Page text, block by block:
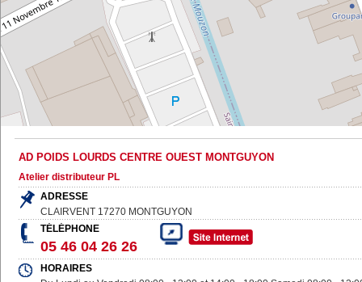
AD POIDS LOURDS CENTRE OUEST MONTGUYON
Atelier distributeur PL
ADRESSE
CLAIRVENT 17270 MONTGUYON
TÉLÉPHONE
05 46 04 26 26
HORAIRES